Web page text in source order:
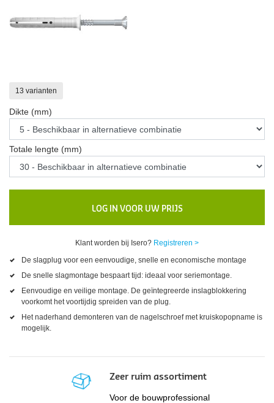
13 varianten
Dikte (mm)
Totale lengte (mm)
LOG IN VOOR UW PRIJS
Klant worden bij Isero? Registreren >
De slagplug voor een eenvoudige, snelle en economische montage
De snelle slagmontage bespaart tijd: ideaal voor seriemontage.
Eenvoudige en veilige montage. De geïntegreerde inslagblokkering
voorkomt het voortijdig spreiden van de plug.
Het naderhand demonteren van de nagelschroef met kruiskopopname is
mogelijk.
Zeer ruim assortiment
Voor de bouwprofessional